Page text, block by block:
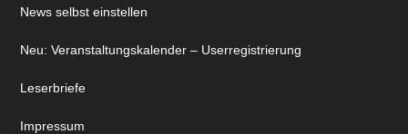
News selbst einstellen
Neu: Veranstaltungskalender – Userregistrierung
Leserbriefe
Impressum